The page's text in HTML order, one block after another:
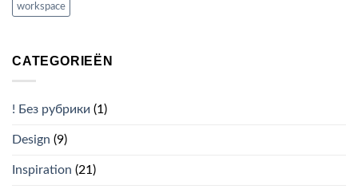
workspace
CATEGORIEËN
! Без рубрики (1)
Design (9)
Inspiration (21)